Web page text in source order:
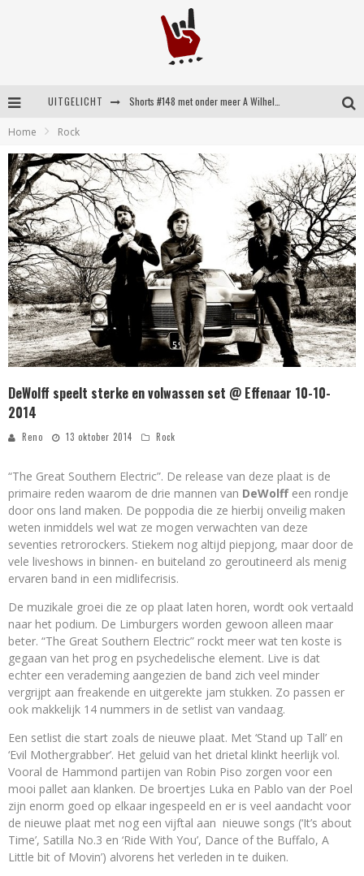
UITGELICHT
Shorts #149 met onder meer No Cure, Eva Under Fire, The Hu en Sleeping With Sirens
Home Rock
DeWolff speelt sterke en volwassen set @ Effenaar 10-10-
2014
Reno 13 oktober 2014 Rock
“The Great Southern Electric”. De release van deze plaat is de
primaire reden waarom de drie mannen van DeWolff een rondje
door ons land maken. De poppodia die ze hierbij onveilig maken
weten inmiddels wel wat ze mogen verwachten van deze
seventies retrorockers. Stiekem nog altijd piepjong, maar door de
vele liveshows in binnen- en buiteland zo geroutineerd als menig
ervaren band in een midlifecrisis.
De muzikale groei die ze op plaat laten horen, wordt ook vertaald
naar het podium. De Limburgers worden gewoon alleen maar
beter. “The Great Southern Electric” rockt meer wat ten koste is
gegaan van het prog en psychedelische element. Live is dat
echter een verademing aangezien de band zich veel minder
vergrijpt aan freakende en uitgerekte jam stukken. Zo passen er
ook makkelijk 14 nummers in de setlist van vandaag.
Een setlist die start zoals de nieuwe plaat. Met ‘Stand up Tall’ en
‘Evil Mothergrabber’. Het geluid van het drietal klinkt heerlijk vol.
Vooral de Hammond partijen van Robin Piso zorgen voor een
mooi pallet aan klanken. De broertjes Luka en Pablo van der Poel
zijn enorm goed op elkaar ingespeeld en er is veel aandacht voor
de nieuwe plaat met nog een vijftal aan nieuwe songs (‘It’s about
Time’, Satilla No.3 en ‘Ride With You’, Dance of the Buffalo, A
Little bit of Movin’) alvorens het verleden in te duiken.